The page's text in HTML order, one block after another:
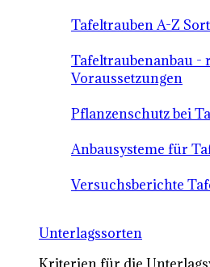
Tafeltrauben A-Z
Tafeltraubenanbau -
Voraussetzungen
Pflanzenschutz bei
Anbausysteme für
Versuchsberichte
Unterlagssorten